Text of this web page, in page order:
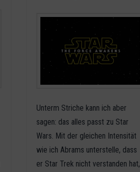
Unterm Striche kann ich aber
sagen: das alles passt zu Star
Wars. Mit der gleichen Intensität
wie ich Abrams unterstelle, dass
er Star Trek nicht verstanden hat,